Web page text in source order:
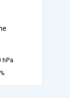
hPa